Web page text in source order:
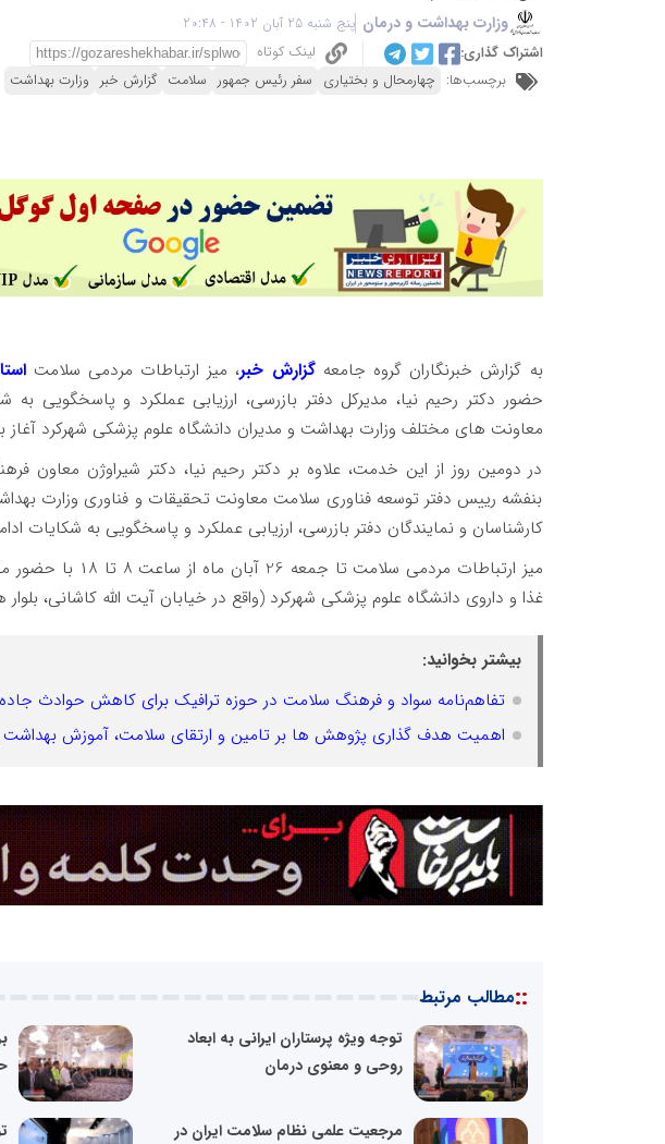
وزارت بهداشت و درمان پنج شنبه 25 آبان 1402 - 20:48
اشتراک گذاری:
لینک کوتاه
برچسب‌ها: چهارمحال و بختیاری سفر رئیس جمهور سلامت گزارش خبر وزارت بهداشت
به گزارش خبرنگاران گروه جامعهگزارش خبر، میز ارتباطات مردمی سلامت
حضور دکتر رحیم نیا، مدیرکل دفتر بازرسی، ارزیابی عملکرد و پاسخگویی به
معاونت های مختلف وزارت بهداشت و مدیران دانشگاه علوم پزشکی شهرکرد آغاز
در دومین روز از این خدمت، علاوه بر دکتر رحیم نیا، دکتر شیراوژن معاون
بنفشه رییس دفتر توسعه فناوری سلامت معاونت تحقیقات و فناوری وزارت
کارشناسان و نمایندگان دفتر بازرسی، ارزیابی عملکرد و پاسخگویی به شکایات
میز ارتباطات مردمی
غذا و داروی دانشگاه علوم پزشکی شهرکرد (واقع در خیابان آیت الله کاشانی،
بیشتر بخوانید:
تفاهم‌نامه سواد و فرهنگ سلامت در حوزه ترافیک برای کاهش حوادث
اهمیت هدف گذاری پژوهش ها بر تامین و ارتقای سلامت، آموزش
::مطالب مرتبط
توجه ویژه پرستاران ایرانی به ابعاد
روحی و معنوی درمان
مرجعیت علمی نظام سلامت ایران در